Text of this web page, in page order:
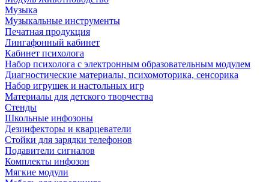
Музыка
Музыкальные инструменты
Печатная продукция
Лингафонный кабинет
Кабинет психолога
Набор психолога с электронным образовательным модулем
Диагностические материалы, психомоторика, сенсорика
Набор игрушек и настольных игр
Материалы для детского творчества
Стенды
Школьные инфозоны
Дезинфекторы и кварцеватели
Стойки для зарядки телефонов
Подавители сигналов
Комплекты инфозон
Мягкие модули